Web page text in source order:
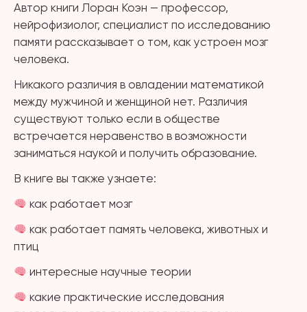
Автор книги Лоран Коэн — профессор,
нейрофизиолог, специалист по исследованию
памяти рассказывает о том, как устроен мозг
человека.
Никакого различия в овладении математикой
между мужчиной и женщиной нет. Различия
существуют только если в обществе
встречается неравенство в возможности
заниматься наукой и получить образование.
В книге вы также узнаете:
как работает мозг
как работает память человека, животных и
птиц
интересные научные теории
какие практические исследования